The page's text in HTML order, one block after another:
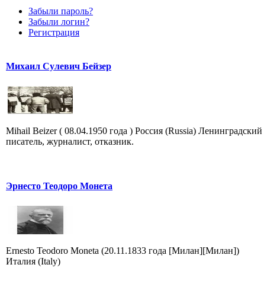
Забыли пароль?
Забыли логин?
Регистрация
Михаил Сулевич Бейзер
Mihail Beizer ( 08.04.1950 года ) Россия (Russia) Ленинградский
писатель, журналист, отказник.
Эрнесто Теодоро Монета
Ernesto Teodoro Moneta (20.11.1833 года [Милан][Милан])
Италия (Italy)